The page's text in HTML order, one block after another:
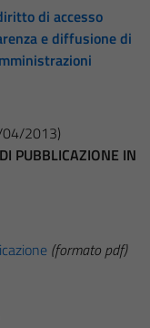
di accesso
e diffusione di
04/2013)
PUBBLICAZIONE IN
(formato pdf)